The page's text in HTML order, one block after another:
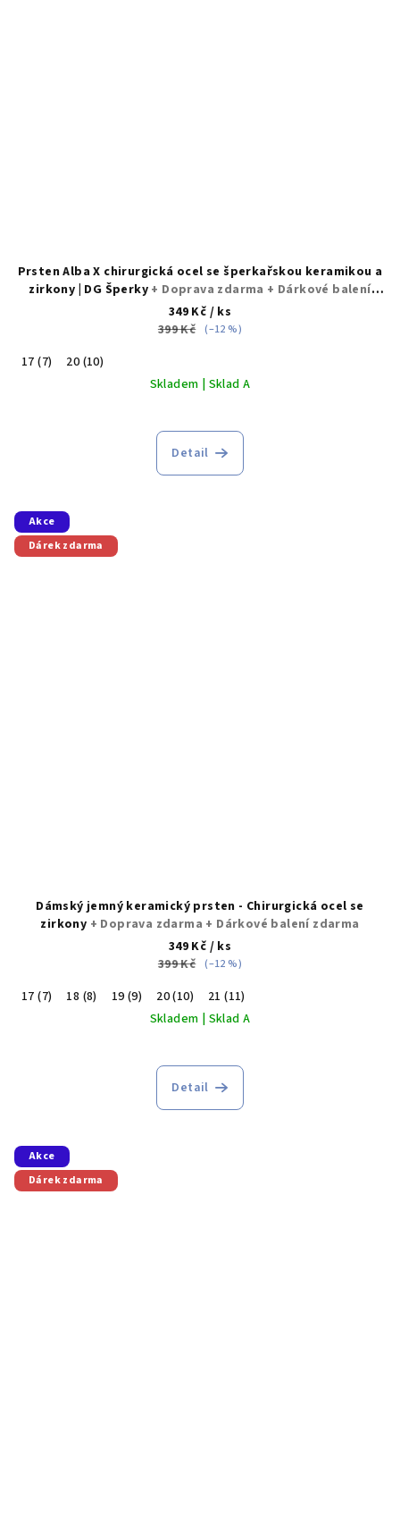
Prsten Alba X chirurgická ocel se šperkařskou keramikou a
zirkony | DG Šperky + Doprava zdarma + Dárkové balení
zdarma
349 Kč / ks
399 Kč (–12 %)
17 (7)
20 (10)
Skladem | Sklad A
Detail
Akce
Dárek zdarma
Dámský jemný keramický prsten - Chirurgická ocel se
zirkony + Doprava zdarma + Dárkové balení zdarma
349 Kč / ks
399 Kč (–12 %)
17 (7) 18 (8) 19 (9) 20 (10)
21 (11)
Skladem | Sklad A
hodnocení
produktu
Detail
Akce
Dárek zdarma